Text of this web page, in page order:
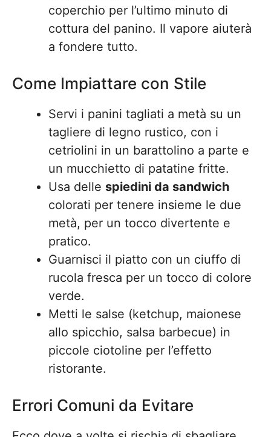
coperchio per l’ultimo minuto di
cottura del panino. Il vapore aiuterà
a fondere tutto.
Come Impiattare con Stile
Servi i panini tagliati a metà su un
tagliere di legno rustico, con i
cetriolini in un barattolino a parte e
un mucchietto di patatine fritte.
Usa delle spiedini da sandwich
colorati per tenere insieme le due
metà, per un tocco divertente e
pratico.
Guarnisci il piatto con un ciuffo di
rucola fresca per un tocco di colore
verde.
Metti le salse (ketchup, maionese
allo spicchio, salsa barbecue) in
piccole ciotoline per l’effetto
ristorante.
Errori Comuni da Evitare